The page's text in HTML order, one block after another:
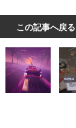
この記事へ戻る